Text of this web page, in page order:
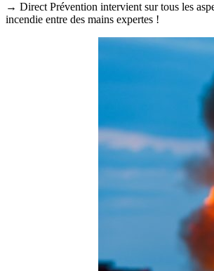
→ Direct Prévention intervient sur tous les
incendie entre des mains expertes !